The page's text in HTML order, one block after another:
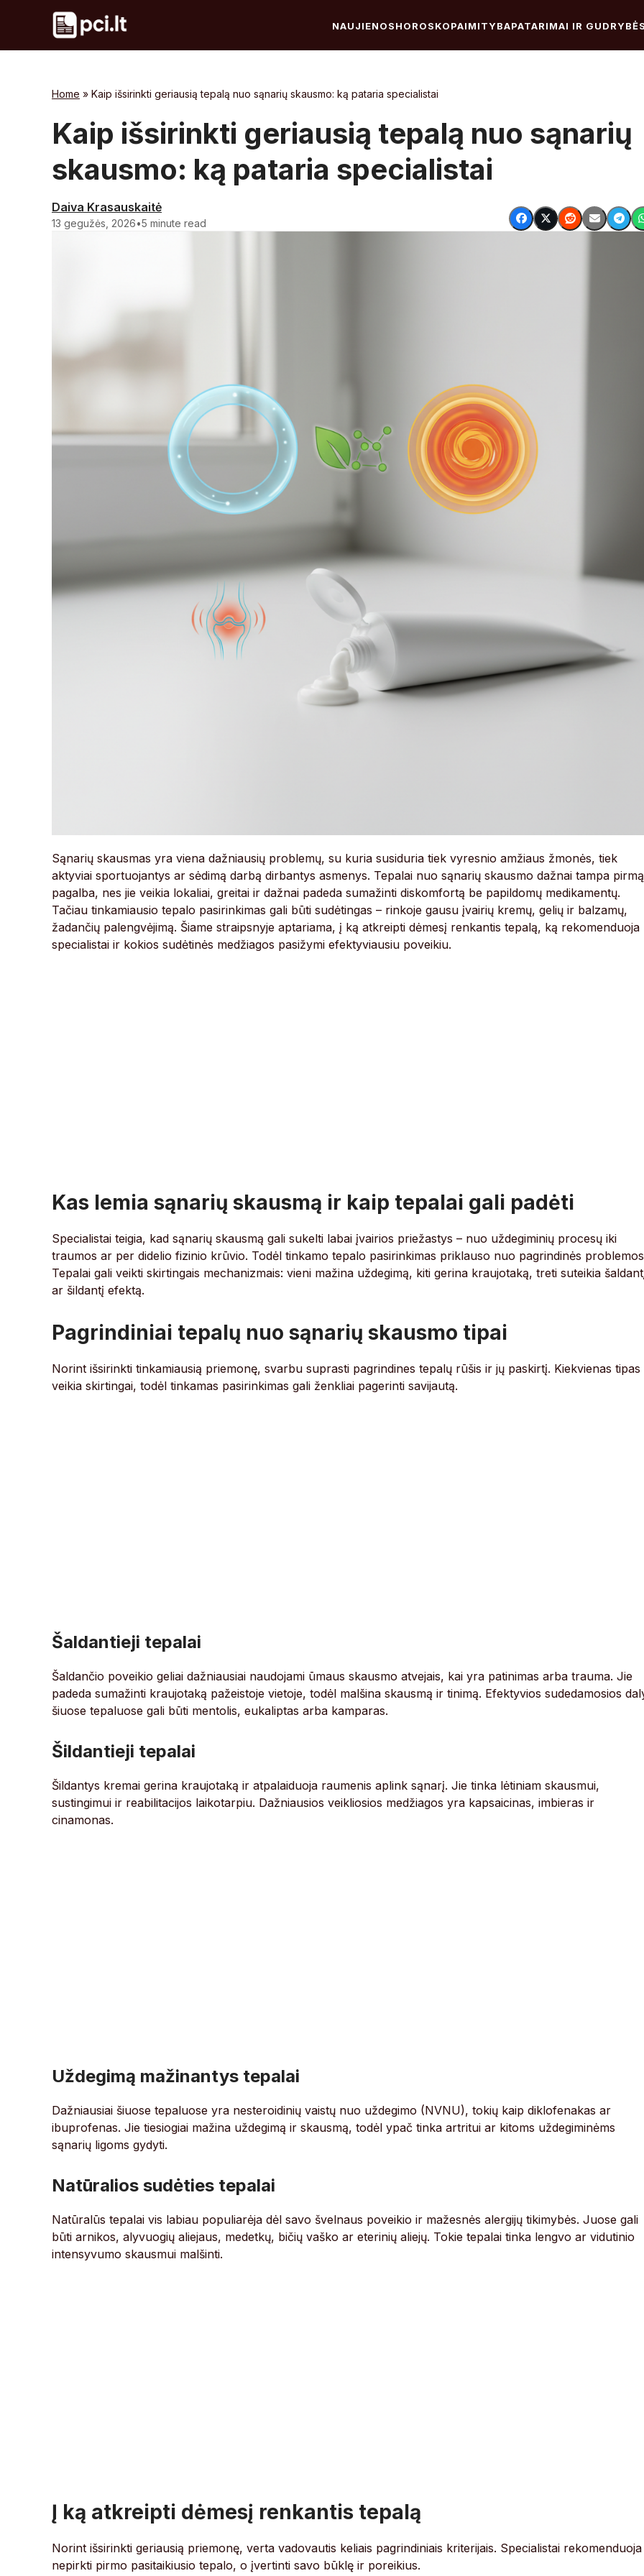
NAUJIENOSHOROSKOPAIMITYBAPATARIMAI IR
Home » Kaip išsirinkti geriausią tepalą nuo sąnarių skausmo: ką pataria specialistai
Kaip išsirinkti geriausią tepalą nuo sąnarių
skausmo: ką pataria specialistai
Daiva Krasauskaitė
13 gegužės, 2026•5 minute read
Sąnarių skausmas yra viena dažniausių problemų, su kuria susiduria tiek vyresnio amžiaus žmonės, tiek
aktyviai sportuojantys ar sėdimą darbą dirbantys asmenys. Tepalai nuo sąnarių skausmo dažnai tampa
pagalba, nes jie veikia lokaliai, greitai ir dažnai padeda sumažinti diskomfortą be papildomų medikamentų.
Tačiau tinkamiausio tepalo pasirinkimas gali būti sudėtingas – rinkoje gausu įvairių kremų, gelių ir balzamų,
žadančių palengvėjimą. Šiame straipsnyje aptariama, į ką atkreipti dėmesį renkantis tepalą, ką rekomenduoja
specialistai ir kokios sudėtinės medžiagos pasižymi efektyviausiu poveikiu.
Kas lemia sąnarių skausmą ir kaip tepalai gali padėti
Specialistai teigia, kad sąnarių skausmą gali sukelti labai įvairios priežastys – nuo uždegiminių procesų iki
traumos ar per didelio fizinio krūvio. Todėl tinkamo tepalo pasirinkimas priklauso nuo pagrindinės
Tepalai gali veikti skirtingais mechanizmais: vieni mažina uždegimą, kiti gerina kraujotaką, treti suteikia
ar šildantį efektą.
Pagrindiniai tepalų nuo sąnarių skausmo tipai
Norint išsirinkti tinkamiausią priemonę, svarbu suprasti pagrindines tepalų rūšis ir jų paskirtį. Kiekvienas tipas
veikia skirtingai, todėl tinkamas pasirinkimas gali ženkliai pagerinti savijautą.
Šaldantieji tepalai
Šaldančio poveikio geliai dažniausiai naudojami ūmaus skausmo atvejais, kai yra patinimas arba trauma. Jie
padeda sumažinti kraujotaką pažeistoje vietoje, todėl malšina skausmą ir tinimą. Efektyvios sudedamosios
šiuose tepaluose gali būti mentolis, eukaliptas arba kamparas.
Šildantieji tepalai
Šildantys kremai gerina kraujotaką ir atpalaiduoja raumenis aplink sąnarį. Jie tinka lėtiniam skausmui,
sustingimui ir reabilitacijos laikotarpiu. Dažniausios veikliosios medžiagos yra kapsaicinas, imbieras ir
cinamonas.
Uždegimą mažinantys tepalai
Dažniausiai šiuose tepaluose yra nesteroidinių vaistų nuo uždegimo (NVNU), tokių kaip diklofenakas ar
ibuprofenas. Jie tiesiogiai mažina uždegimą ir skausmą, todėl ypač tinka artritui ar kitoms uždegiminėms
sąnarių ligoms gydyti.
Natūralios sudėties tepalai
Natūralūs tepalai vis labiau populiarėja dėl savo švelnaus poveikio ir mažesnės alergijų tikimybės. Juose gali
būti arnikos, alyvuogių aliejaus, medetkų, bičių vaško ar eterinių aliejų. Tokie tepalai tinka lengvo ar vidutinio
intensyvumo skausmui malšinti.
Į ką atkreipti dėmesį renkantis tepalą
Norint išsirinkti geriausią priemonę, verta vadovautis keliais pagrindiniais kriterijais. Specialistai rekomenduoja
nepirkti pirmo pasitaikiusio tepalo, o įvertinti savo būklę ir poreikius.